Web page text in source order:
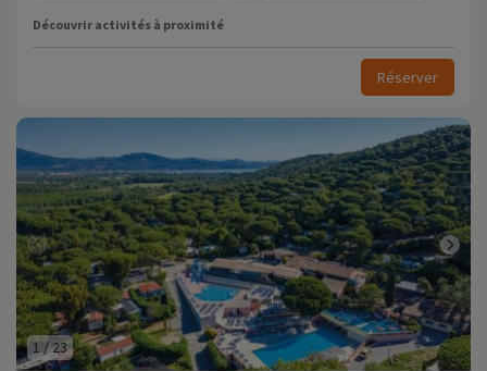
Découvrir activités à proximité
Réserver
1 /23